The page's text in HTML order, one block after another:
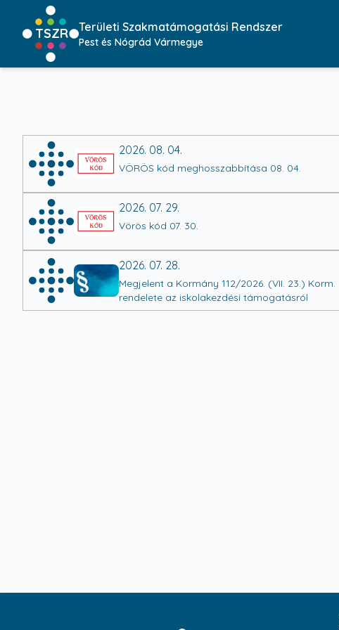
TSZR Területi Szakmatámogatási Rendszer
Pest és Nógrád Vármegye
2026. 08. 04.
VÖRÖS kód meghosszabbítása 08. 04.
2026. 07. 29.
Vörös kód 07. 30.
2026. 07. 28.
Megjelent a Kormány 112/2026. (VII. 23.) Korm.
rendelete az iskolakezdési támogatásról